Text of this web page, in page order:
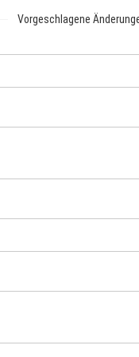
Vorgeschlagene